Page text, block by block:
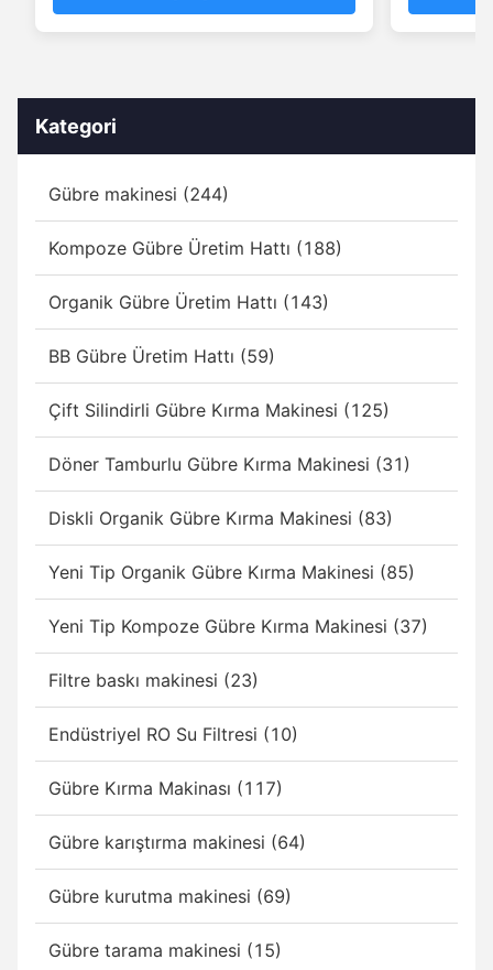
Kategori
Gübre makinesi (244)
Kompoze Gübre Üretim Hattı (188)
Organik Gübre Üretim Hattı (143)
BB Gübre Üretim Hattı (59)
Çift Silindirli Gübre Kırma Makinesi (125)
Döner Tamburlu Gübre Kırma Makinesi (31)
Diskli Organik Gübre Kırma Makinesi (83)
Yeni Tip Organik Gübre Kırma Makinesi (85)
Yeni Tip Kompoze Gübre Kırma Makinesi (37)
Filtre baskı makinesi (23)
Endüstriyel RO Su Filtresi (10)
Gübre Kırma Makinası (117)
Gübre karıştırma makinesi (64)
Gübre kurutma makinesi (69)
Gübre tarama makinesi (15)